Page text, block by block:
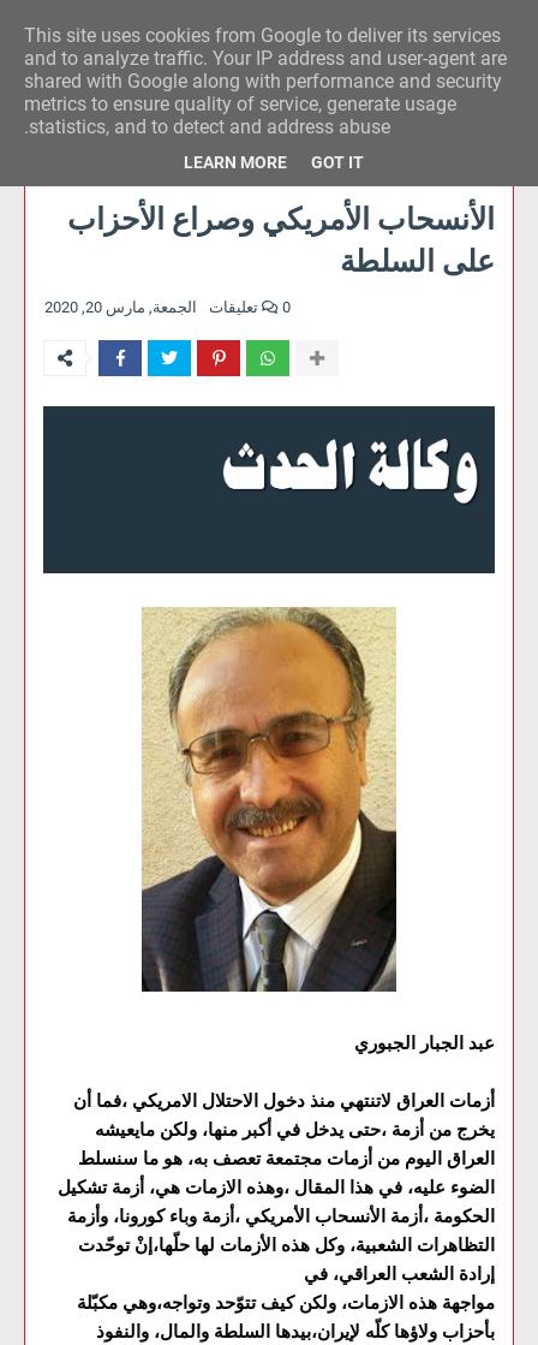
وكالة الحدث للآراء
الأنسحاب الأمريكي وصراع الأحزاب
على السلطة
الجمعة, مارس 20, 2020 0 تعليقات
عبد الجبار الجبوري
أزمات العراق لاتنتهي منذ دخول الاحتلال الامريكي ،فما أن
يخرج من أزمة ،حتى يدخل في أكبر منها، ولكن مايعيشه
العراق اليوم من أزمات مجتمعة تعصف به، هو ما سنسلط
الضوء عليه، في هذا المقال ،وهذه الازمات هي، أزمة تشكيل
الحكومة ،أزمة الأنسحاب الأمريكي ،أزمة وباء كورونا، وأزمة
التظاهرات الشعبية، وكل هذه الأزمات لها حلّها،إنْ توحّدت
إرادة الشعب العراقي، في
مواجهة هذه الازمات، ولكن كيف تتوّحد وتواجه،وهي مكبّلة
بأحزاب ولاؤها كلّه لإيران،بيدها السلطة والمال، والنفوذ
This site uses cookies from Google to deliver its services
and to analyze traffic. Your IP address and user-agent are
shared with Google along with performance and security
metrics to ensure quality of service, generate usage
statistics, and to detect and address abuse.
LEARN MORE GOT IT